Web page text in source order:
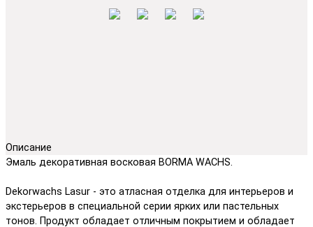
Описание
Эмаль декоративная восковая BORMA WACHS.
Dekorwachs Lasur - это атласная отделка для интерьеров и
экстерьеров в специальной серии ярких или пастельных
тонов. Продукт обладает отличным покрытием и обладает